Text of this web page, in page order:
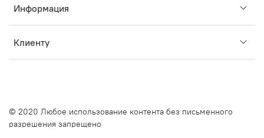
Информация
Клиенту
© 2020 Любое использование контента без письменного
разрешения запрещено